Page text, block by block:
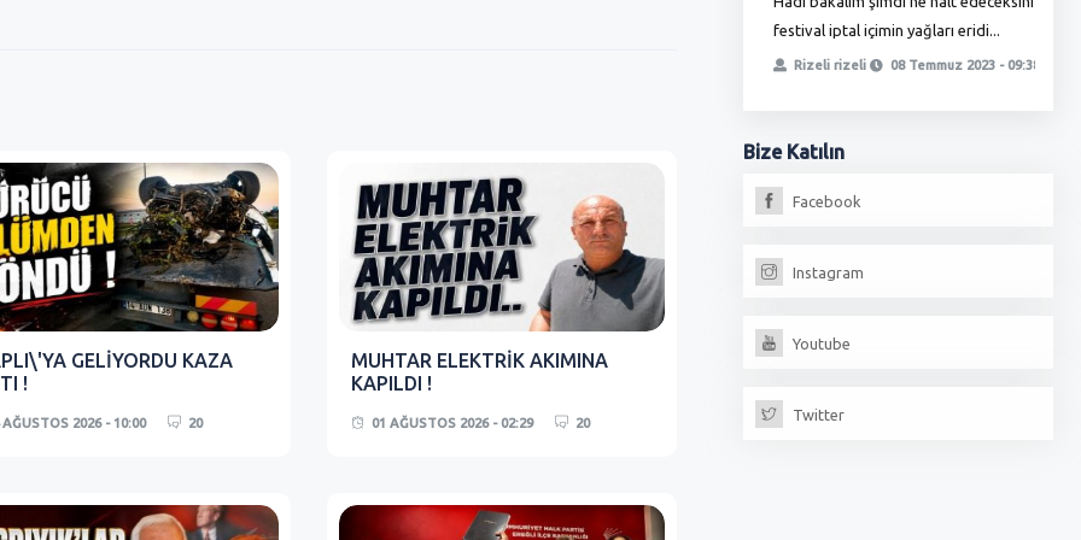
GELİYORDU KAZA
!
AĞUSTOS 2026 - 10:00 20
MUHTAR ELEKTRİK AKIMINA
KAPILDI !
01 AĞUSTOS 2026 - 02:29 20
t...
festival iptal içimin yağları eridi...
Rizeli rizeli 08 Temmuz 2023 - 09:38
Bize Katılın
Facebook
Instagram
Youtube
Twitter